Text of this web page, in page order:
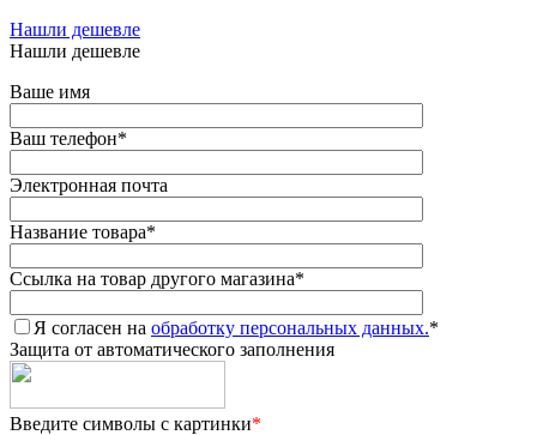
Нашли дешевле
Нашли дешевле
Ваше имя
Ваш телефон*
Электронная почта
Название товара*
Ссылка на товар другого магазина*
Я согласен на обработку персональных данных.*
Защита от автоматического заполнения
Введите символы с картинки*